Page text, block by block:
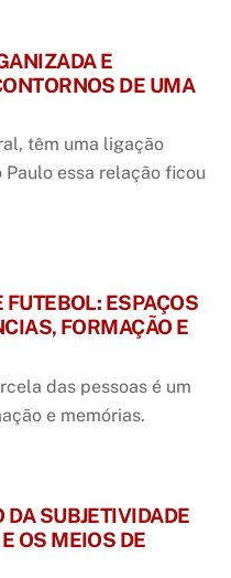
E
DE UMA
têm uma ligação
essa relação ficou
FUTEBOL: ESPAÇOS
FORMAÇÃO E
das pessoas é um
e memórias.
DA SUBJETIVIDADE
OS MEIOS DE